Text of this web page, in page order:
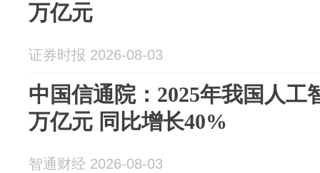
万亿元
证券时报 2026-08-03
中国信通院：2025年我国人工
万亿元 同比增长40%
智通财经 2026-08-03